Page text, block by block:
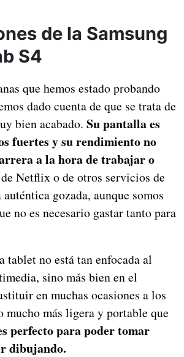
de la Samsung
S4
que hemos estado probando
dado cuenta de que se trata de
bien acabado. Su pantalla es
fuertes y su rendimiento no
a la hora de trabajar o
Netflix o de otros servicios de
gozada, aunque somos
no es necesario gastar tanto para
tablet no está tan enfocada al
sino más bien en el
en muchas ocasiones a los
mucho más ligera y portable que
perfecto para poder tomar
dibujando.